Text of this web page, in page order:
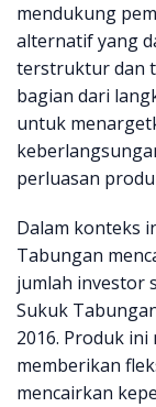
mendukung
alternatif yang
terstruktur dan
bagian dari
untuk
perluasan
Dalam konteks
Tabungan
jumlah investor
Sukuk
2016. Produk
memberikan
mencairkan